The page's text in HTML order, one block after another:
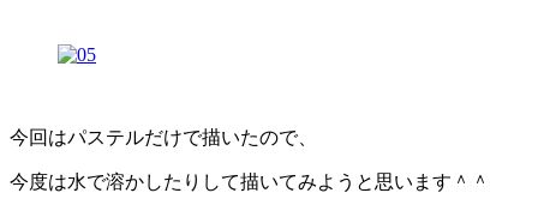
今回はパステルだけで描いたので、
今度は水で溶かしたりして描いてみようと思います＾＾